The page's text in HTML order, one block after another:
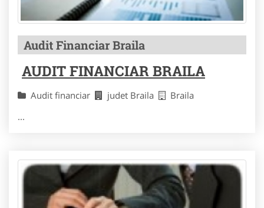
Audit Financiar Braila
AUDIT FINANCIAR BRAILA
Audit financiar judet Braila
Braila
...